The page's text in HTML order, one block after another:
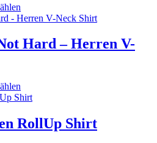
Die
Optionen
auf
der
werden
Produkt
mehrere
Varianten
können
der
Produktseite
Hard – Herren V-
Produkt
mehrere
Varianten
RollUp Shirt